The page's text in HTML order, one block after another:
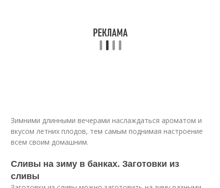
Зимними длинными вечерами наслаждаться ароматом и
вкусом летних плодов, тем самым поднимая настроение
всем своим домашним.
Сливы на зиму в банках. Заготовки из
сливы